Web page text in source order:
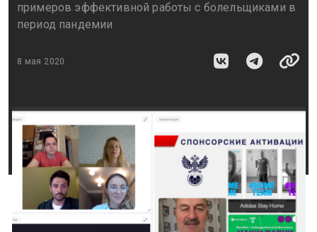
примеров эффективной работы с болельщиками в
период пандемии
8 мая 2020